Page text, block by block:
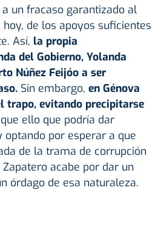
un fracaso garantizado al
hoy, de los apoyos suficientes
Así, la propia
del Gobierno, Yolanda
Núñez Feijóo a ser
Sin embargo, en Génova
trapo, evitando precipitarse
ello que podría dar
optando por esperar a que
de la trama de corrupción
acabe por dar un
órdago de esa naturaleza.